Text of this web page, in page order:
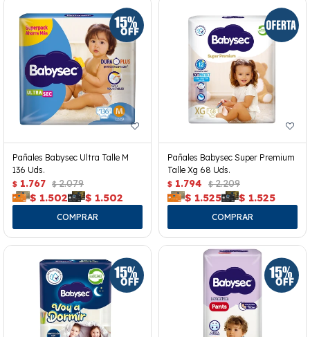
Pañales Babysec Ultra Talle M
136 Uds.
$ 1.767 $ 2.079
$ 1.502 $ 1.502
Pañales Babysec Super Premium
Talle Xg 68 Uds.
$ 1.794 $ 2.209
$ 1.525 $ 1.525